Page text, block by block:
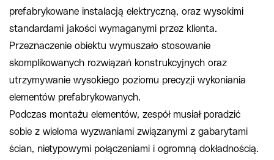
prefabrykowane instalacją elektryczną, oraz wysokimi
standardami jakości wymaganymi przez klienta.
Przeznaczenie obiektu wymuszało stosowanie
skomplikowanych rozwiązań konstrukcyjnych oraz
utrzymywanie wysokiego poziomu precyzji wykoniania
elementów prefabrykowanych.
Podczas montażu elementów, zespół musiał poradzić
sobie z wieloma wyzwaniami związanymi z gabarytami
ścian, nietypowymi połączeniami i ogromną dokładnością.